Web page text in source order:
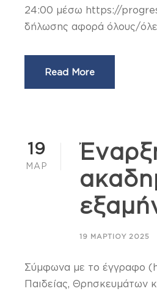
24:00 μέσω https://
δήλωσης αφορά όλους/
Read More
19
ΜΑΡ
19 ΜΑΡΤΊΟΥ 2025
Σύμφωνα με το έγγραφο
Παιδείας, Θρησκευμάτων